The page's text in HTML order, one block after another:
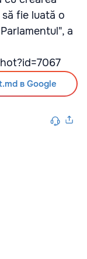
fie luată o
a
в Google